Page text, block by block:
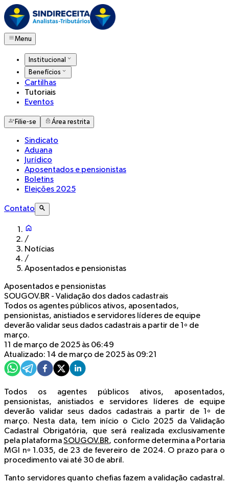
Menu
Institucional
Benefícios
Cartilhas
Tutoriais
Eventos
Filie-se Área restrita
Sindicato
Aduana
Jurídico
Aposentados e pensionistas
Boletins
Eleições 2025
Contato
/
Notícias
/
Aposentados e pensionistas
Aposentados e pensionistas
SOUGOV.BR - Validação dos dados cadastrais
Todos os agentes públicos ativos, aposentados,
pensionistas, anistiados e servidores líderes de equipe
deverão validar seus dados cadastrais a partir de 1º de
março.
11 de março de 2025 às 06:49
Atualizado: 14 de março de 2025 às 09:21
Todos os agentes públicos ativos, aposentados,
pensionistas, anistiados e servidores líderes de equipe
deverão validar seus dados cadastrais a partir de 1º de
março. Nesta data, tem início o Ciclo 2025 da Validação
Cadastral Obrigatória, que será realizada exclusivamente
pela plataformaSOUGOV.BR, conforme determina a Portaria
MGI nº 1.035, de 23 de fevereiro de 2024. O prazo para o
procedimento vai até 30 de abril.
Tanto servidores quanto chefias fazem a validação cadastral.